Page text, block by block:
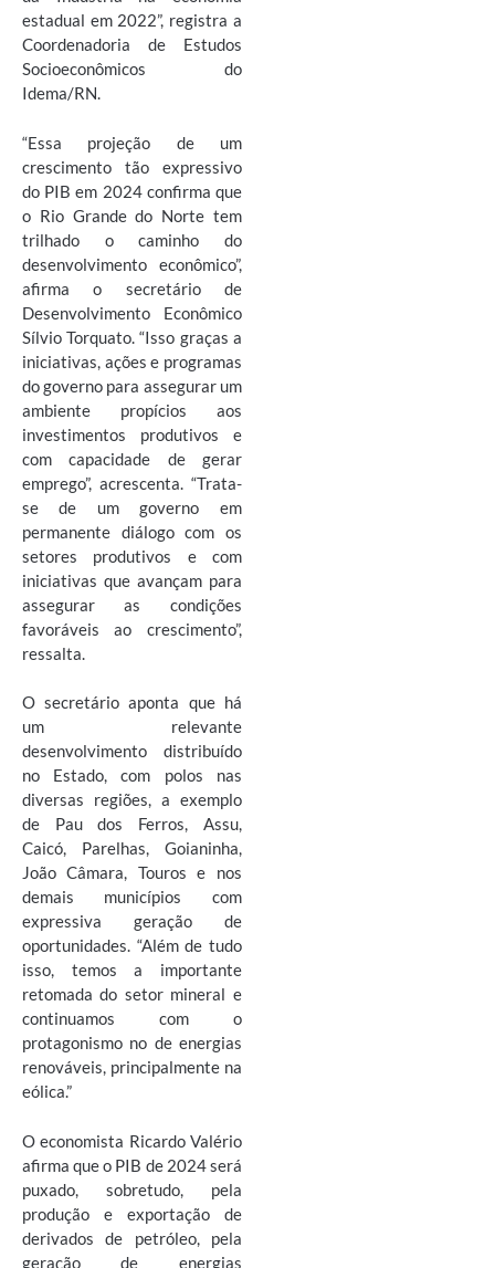
estadual em 2022”, registra a
Coordenadoria de Estudos
Socioeconômicos do
Idema/RN.
“Essa projeção de um
crescimento tão expressivo
do PIB em 2024 confirma que
o Rio Grande do Norte tem
trilhado o caminho do
desenvolvimento econômico”,
afirma o secretário de
Desenvolvimento Econômico
Sílvio Torquato. “Isso graças a
iniciativas, ações e programas
do governo para assegurar um
ambiente propícios aos
investimentos produtivos e
com capacidade de gerar
emprego”, acrescenta. “Trata-
se de um governo em
permanente diálogo com os
setores produtivos e com
iniciativas que avançam para
assegurar as condições
favoráveis ao crescimento”,
ressalta.
O secretário aponta que há
um relevante
desenvolvimento distribuído
no Estado, com polos nas
diversas regiões, a exemplo
de Pau dos Ferros, Assu,
Caicó, Parelhas, Goianinha,
João Câmara, Touros e nos
demais municípios com
expressiva geração de
oportunidades. “Além de tudo
isso, temos a importante
retomada do setor mineral e
continuamos com o
protagonismo no de energias
renováveis, principalmente na
eólica.”
O economista Ricardo Valério
afirma que o PIB de 2024 será
puxado, sobretudo, pela
produção e exportação de
derivados de petróleo, pela
geração de energias